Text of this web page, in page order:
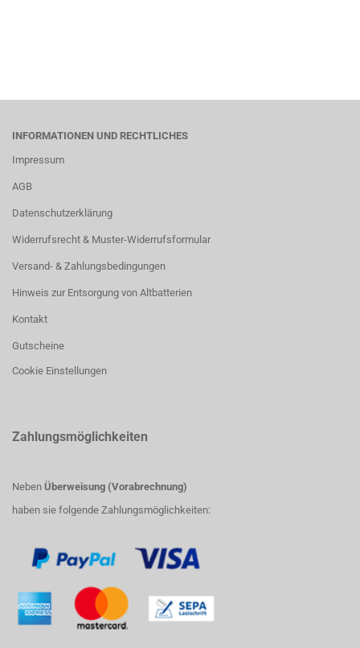
INFORMATIONEN UND RECHTLICHES
Impressum
AGB
Datenschutzerklärung
Widerrufsrecht & Muster-Widerrufsformular
Versand- & Zahlungsbedingungen
Hinweis zur Entsorgung von Altbatterien
Kontakt
Gutscheine
Cookie Einstellungen
Zahlungsmöglichkeiten
Neben Überweisung (Vorabrechnung)
haben sie folgende Zahlungsmöglichkeiten: